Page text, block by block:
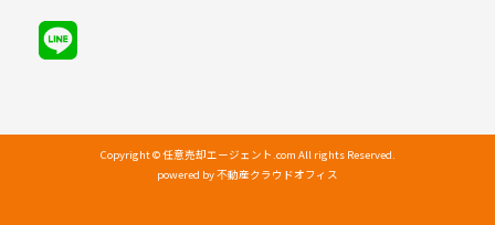
Copyright © 任意売却エージェント.com All rights Reserved.
powered by 不動産クラウドオフィス